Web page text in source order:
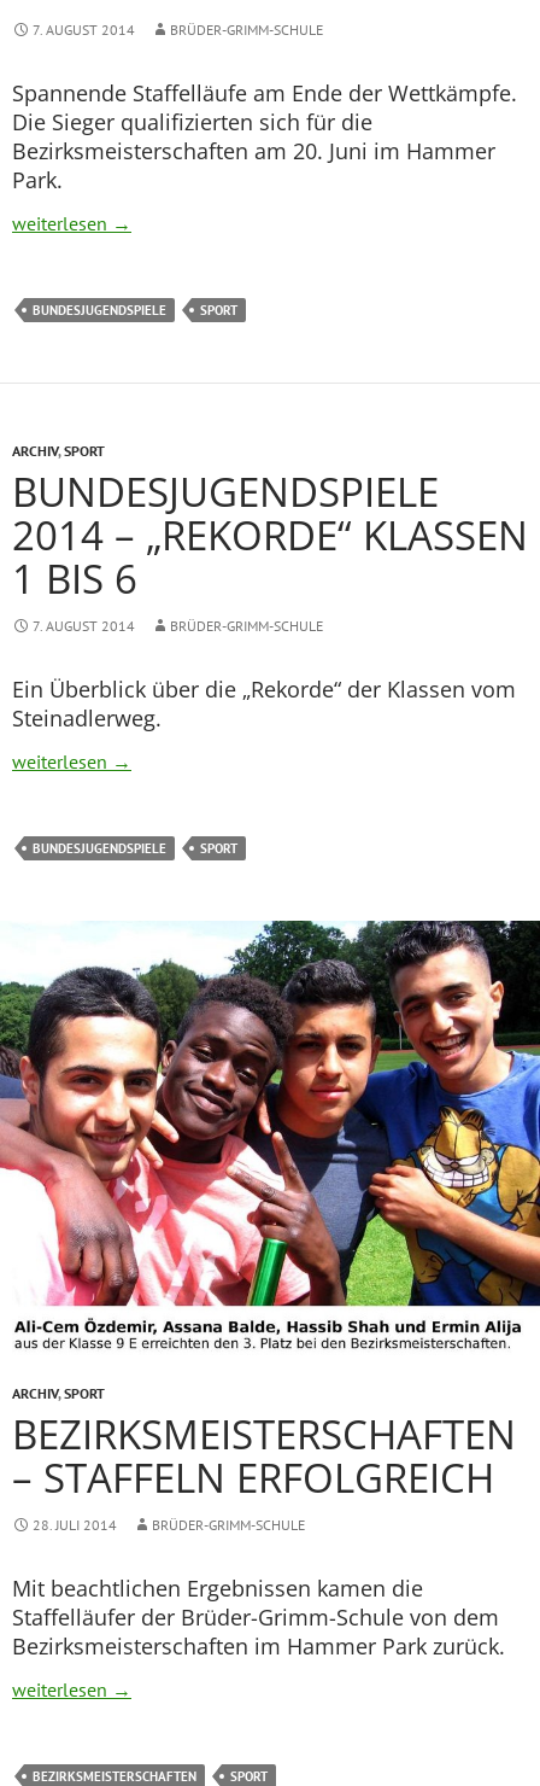
7. AUGUST 2014 BRÜDER-GRIMM-SCHULE
Spannende Staffelläufe am Ende der Wettkämpfe.
Die Sieger qualifizierten sich für die
Bezirksmeisterschaften am 20. Juni im Hammer
Park.
Bundesjugendspiele – Staffelergebnisse
weiterlesen →
BUNDESJUGENDSPIELE SPORT
ARCHIV,SPORT
BUNDESJUGENDSPIELE
2014 – „REKORDE“ KLASSEN
1 BIS 6
7. AUGUST 2014 BRÜDER-GRIMM-SCHULE
Ein Überblick über die „Rekorde“ der Klassen vom
Steinadlerweg.
Bundesjugendspiele 2014 – „Rekorde“ Klassen 1 bis 6
weiterlesen →
BUNDESJUGENDSPIELE SPORT
ARCHIV,SPORT
BEZIRKSMEISTERSCHAFTEN
– STAFFELN ERFOLGREICH
28. JULI 2014 BRÜDER-GRIMM-SCHULE
Mit beachtlichen Ergebnissen kamen die
Staffelläufer der Brüder-Grimm-Schule von dem
Bezirksmeisterschaften im Hammer Park zurück.
Bezirksmeisterschaften – Staffeln erfolgreich
weiterlesen →
BEZIRKSMEISTERSCHAFTEN SPORT